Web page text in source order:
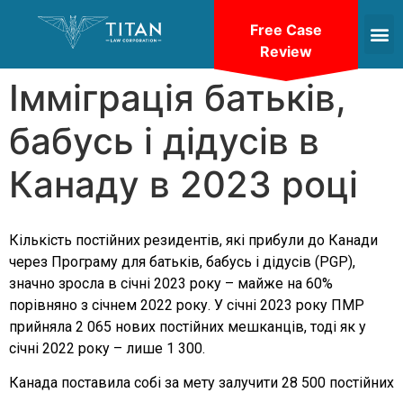
Імміграція батьків,
бабусь і дідусів в
Канаду в 2023 році
Кількість постійних резидентів, які прибули до Канади
через Програму для батьків, бабусь і дідусів (PGP),
значно зросла в січні 2023 року – майже на 60%
порівняно з січнем 2022 року. У січні 2023 року ПМР
прийняла 2 065 нових постійних мешканців, тоді як у
січні 2022 року – лише 1 300.
Канада поставила собі за мету залучити 28 500 постійних
Free Case
Review